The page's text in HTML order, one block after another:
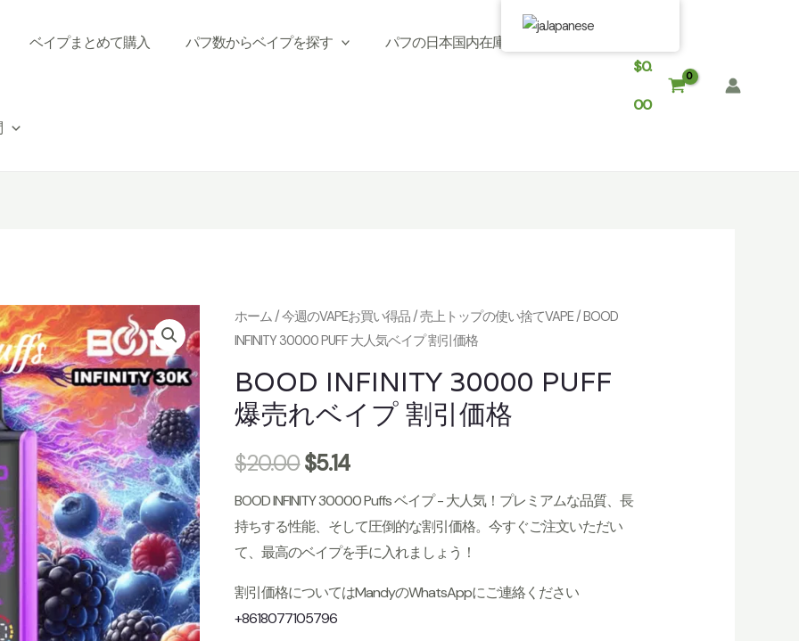
ベイプまとめて購入 パフ数からベイプを探す パフの日本国内在庫
$0.
00
ホーム/今週のVAPEお買い得品/売上トップの使い捨てVAPE/ BOOD
INFINITY 30000 PUFF 大人気ベイプ 割引価格
BOOD INFINITY 30000 PUFF
爆売れベイプ 割引価格
$20.00$5.14
BOOD INFINITY 30000 Puffs ベイプ - 大人気！プレミアムな品質、長
持ちする性能、そして圧倒的な割引価格。今すぐご注文いただい
て、最高のベイプを手に入れましょう！
割引価格についてはMandyのWhatsAppにご連絡ください
+8618077105796
Japanese